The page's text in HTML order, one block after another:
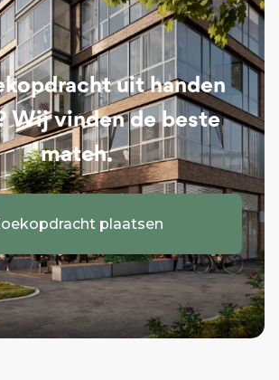
uit handen
Wij vinden de beste
match.
plaatsen